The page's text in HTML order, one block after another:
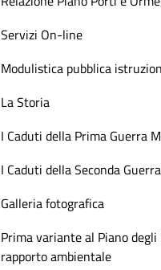
Servizi On-line
Modulistica pubblica
La Storia
I Caduti della Prima Guerra
I Caduti della Seconda
Galleria fotografica
Prima variante al Piano
rapporto ambientale